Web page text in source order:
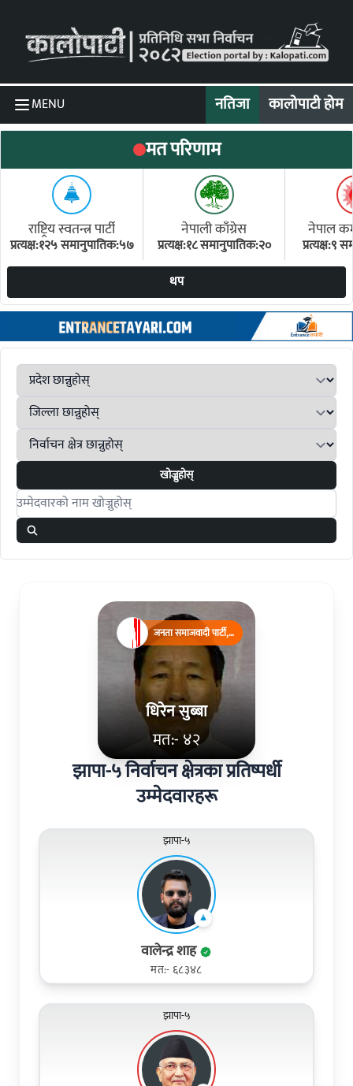
MENU नतिजा कालोपाटी होम
मत परिणाम
राष्ट्रिय स्वतन्त्र पार्टी
प्रत्यक्ष:१२५ समानुपातिक:५७
नेपाली काँग्रेस
प्रत्यक्ष:१८ समानुपातिक:२०
नेपाल
प्रत्यक्ष:९
थप
खोज्नुहोस्
Search candidates
धिरेन सुब्बा
मत:- ४२
जनता समाजवादी पार्टी,
नेपाल
झापा-५ निर्वाचन क्षेत्रका प्रतिष्पर्धी
उम्मेदवारहरू
झापा-५
वालेन्द्र शाह
मत:- ६८३४८
झापा-५